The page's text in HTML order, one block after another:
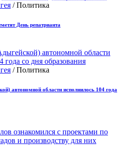
/ Политика
День репатрианта
/ Политика
автономной области исполнилось 104 года